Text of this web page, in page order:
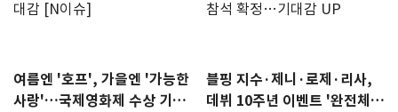
여름엔 '호프', 가을엔 '가능한
사랑'…국제영화제 수상 기대
블핑 지수·제니·로제·리사,
데뷔 10주년 이벤트 '완전체'